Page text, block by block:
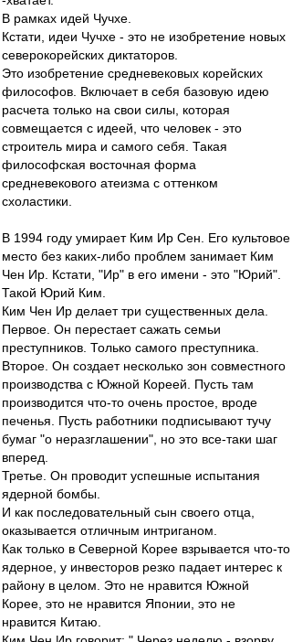
В рамках идей Чучхе.
Кстати, идеи Чучхе - это не изобретение новых
северокорейских диктаторов.
Это изобретение средневековых корейских
философов. Включает в себя базовую идею
расчета только на свои силы, которая
совмещается с идеей, что человек - это
строитель мира и самого себя. Такая
философская восточная форма
средневекового атеизма с оттенком
схоластики.
В 1994 году умирает Ким Ир Сен. Его культовое
место без каких-либо проблем занимает Ким
Чен Ир. Кстати, "Ир" в его имени - это "Юрий".
Такой Юрий Ким.
Ким Чен Ир делает три существенных дела.
Первое. Он перестает сажать семьи
преступников. Только самого преступника.
Второе. Он создает несколько зон совместного
производства с Южной Кореей. Пусть там
производится что-то очень простое, вроде
печенья. Пусть работники подписывают тучу
бумаг "о неразглашении", но это все-таки шаг
вперед.
Третье. Он проводит успешные испытания
ядерной бомбы.
И как последовательный сын своего отца,
оказывается отличным интриганом.
Как только в Северной Корее взрывается что-то
ядерное, у инвесторов резко падает интерес к
району в целом. Это не нравится Южной
Корее, это не нравится Японии, это не
нравится Китаю.